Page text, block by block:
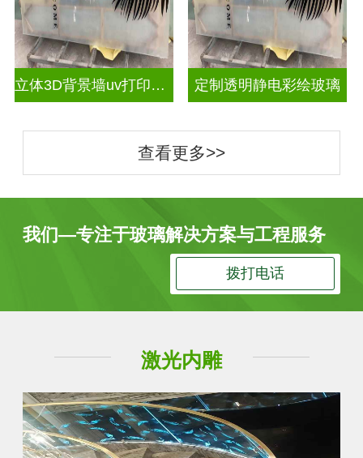
立体3D背景墙uv打印玻璃 定制透明静电彩绘玻璃
查看更多>>
我们—专注于玻璃解决方案与工程服务
拨打电话
激光内雕